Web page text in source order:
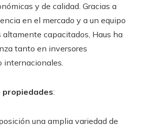
y de calidad. Gracias a
en el mercado y a un equipo
capacitados, Haus ha
tanto en inversores
internacionales.
propiedades:
una amplia variedad de